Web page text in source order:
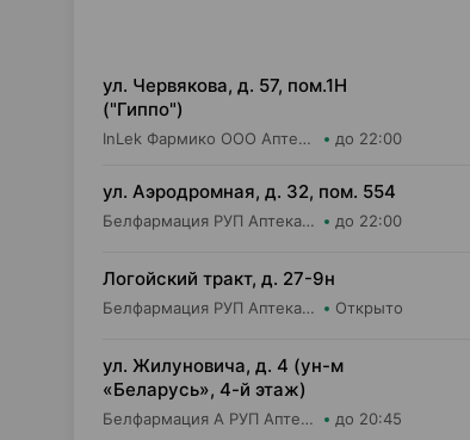
ул. Червякова, д. 57, пом.1Н
("Гиппо")
InLek Фармико ООО Аптека №32 до 22:00
ул. Аэродромная, д. 32, пом. 554
Белфармация РУП Аптека №97 до 22:00
Логойский тракт, д. 27-9н
Белфармация РУП Аптека №42 (дежурная) Открыто
ул. Жилуновича, д. 4 (ун-м
«Беларусь», 4-й этаж)
Белфармация А РУП Аптека №7 до 20:45